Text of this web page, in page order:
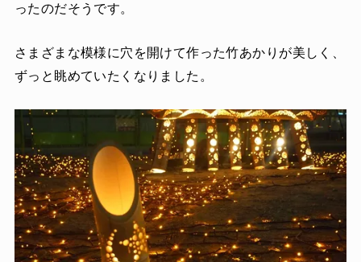
ったのだそうです。
さまざまな模様に穴を開けて作った竹あかりが美しく、
ずっと眺めていたくなりました。